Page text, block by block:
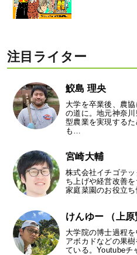
注目ライター
鮫島 理央
大学を卒業後、農
の道に。地元神奈
型農業を実現する
も…
宮崎大輔
株式会社イチゴテ
ち上げや経営改善
家庭菜園のお役立
けんゆー （上原
大学院の博士過程
アボカドなどの果
ている。Youtubeチ